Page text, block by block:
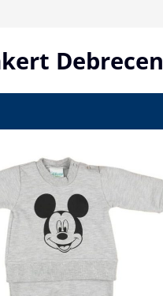
Debrecen